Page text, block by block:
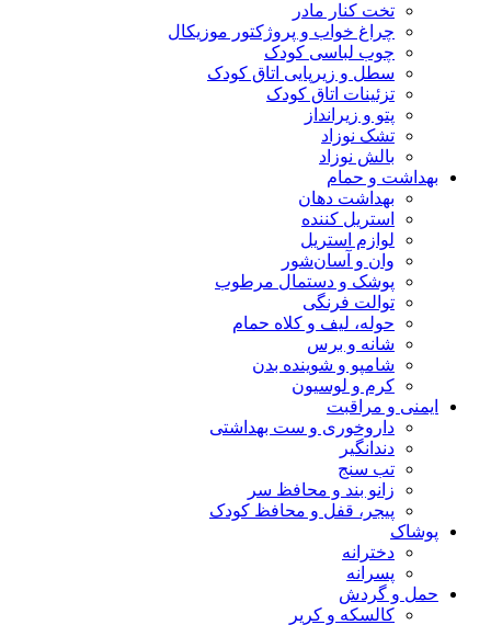
تخت کنار مادر
چراغ خواب و پروژکتور موزیکال
چوب لباسی کودک
سطل و زیرپایی اتاق کودک
تزئینات اتاق کودک
پتو و زیرانداز
تشک نوزاد
بالش نوزاد
بهداشت و حمام
بهداشت دهان
استریل کننده
لوازم استریل
وان و آسان‌شور
پوشک و دستمال مرطوب
توالت فرنگی
حوله، لیف و کلاه حمام
شانه و برس
شامپو و شوینده بدن
کرم و لوسیون
ایمنی و مراقبت
داروخوری و ست بهداشتی
دندانگیر
تب‌ سنج
زانو بند و محافظ سر
پیجر، قفل و محافظ کودک
پوشاک
دخترانه
پسرانه
حمل و گردش
کالسکه و کریر